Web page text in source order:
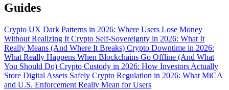
Guides
Crypto UX Dark Patterns in 2026: Where Users Lose Money
Without Realizing It Crypto Self-Sovereignty in 2026: What It
Really Means (And Where It Breaks) Crypto Downtime in 2026:
What Really Happens When Blockchains Go Offline (And What
You Should Do) Crypto Custody in 2026: How Investors Actually
Store Digital Assets Safely Crypto Regulation in 2026: What MiCA
and U.S. Enforcement Really Mean for Users